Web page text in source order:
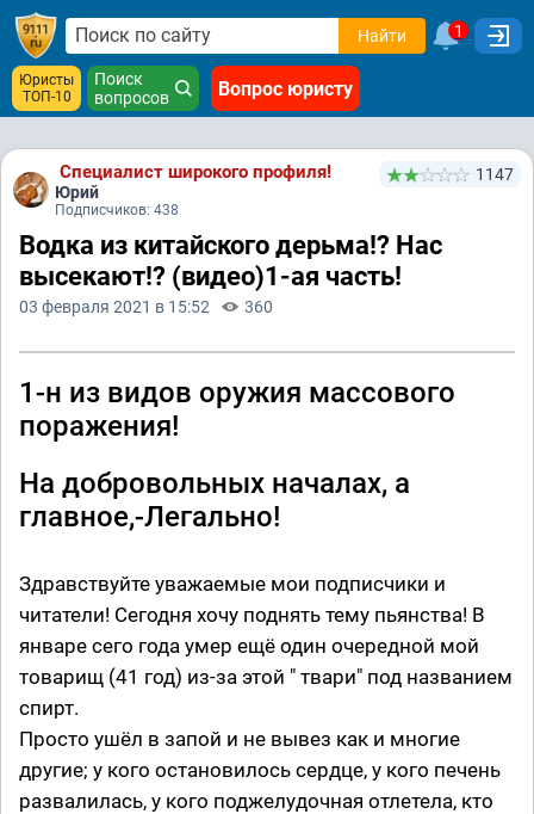
Найти 1
Юристы
ТОП-10
Поиск
вопросов
Вопрос юристу
Специалист широкого профиля!
Юрий
Подписчиков: 438
1147
Водка из китайского дерьма!? Нас
высекают!? (видео)1-ая часть!
03 февраля 2021 в 15:52 360
1-н из видов оружия массового
поражения!
На добровольных началах, а
главное,-Легально!
Здравствуйте уважаемые мои подписчики и
читатели! Сегодня хочу поднять тему пьянства! В
январе сего года умер ещё один очередной мой
товарищ (41 год) из-за этой " твари" под названием
спирт.
Просто ушёл в запой и не вывез как и многие
другие; у кого остановилось сердце, у кого печень
развалилась, у кого поджелудочная отлетела, кто